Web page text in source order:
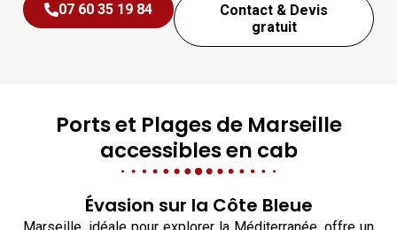
07 60 35 19 84
Contact & Devis
gratuit
Ports et Plages de Marseille
accessibles en cab
Évasion sur la Côte Bleue